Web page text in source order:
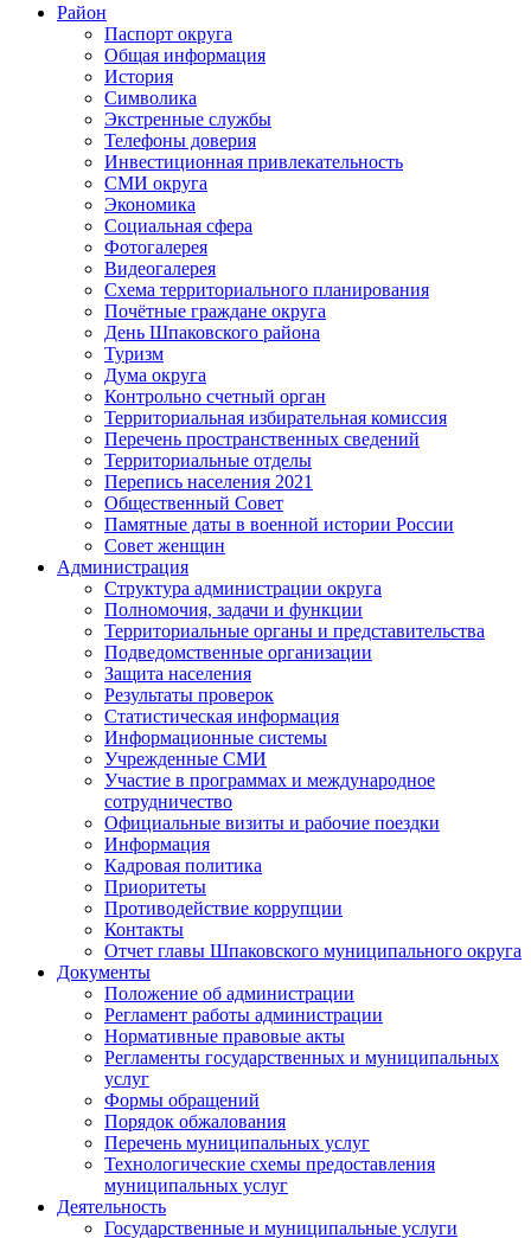
Район
Паспорт округа
Общая информация
История
Символика
Экстренные службы
Телефоны доверия
Инвестиционная привлекательность
СМИ округа
Экономика
Социальная сфера
Фотогалерея
Видеогалерея
Схема территориального планирования
Почётные граждане округа
День Шпаковского района
Туризм
Дума округа
Контрольно счетный орган
Территориальная избирательная комиссия
Перечень пространственных сведений
Территориальные отделы
Перепись населения 2021
Общественный Совет
Памятные даты в военной истории России
Совет женщин
Администрация
Структура администрации округа
Полномочия, задачи и функции
Территориальные органы и представительства
Подведомственные организации
Защита населения
Результаты проверок
Статистическая информация
Информационные системы
Учрежденные СМИ
Участие в программах и международное
сотрудничество
Официальные визиты и рабочие поездки
Информация
Кадровая политика
Приоритеты
Противодействие коррупции
Контакты
Отчет главы Шпаковского муниципального округа
Документы
Положение об администрации
Регламент работы администрации
Нормативные правовые акты
Регламенты государственных и муниципальных
услуг
Формы обращений
Порядок обжалования
Перечень муниципальных услуг
Технологические схемы предоставления
муниципальных услуг
Деятельность
Государственные и муниципальные услуги